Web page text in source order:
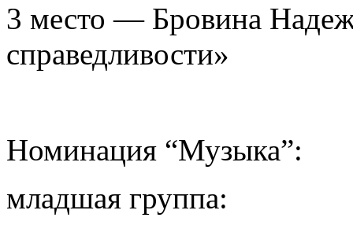
3 место — Бровина
справедливости»
Номинация “Музыка”:
младшая группа: